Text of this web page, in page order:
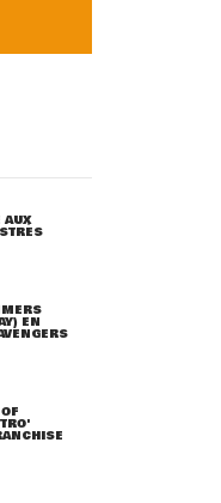
AUX
EN